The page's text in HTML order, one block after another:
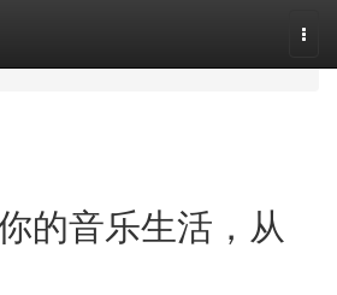
的音乐生活，从